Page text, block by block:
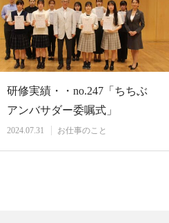
研修実績・・no.247「ちちぶ
アンバサダー委嘱式」
2024.07.31 お仕事のこと